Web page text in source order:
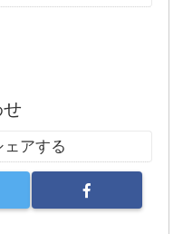
アする